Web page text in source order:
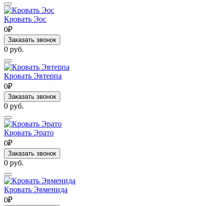
Кровать Эос
0₽
Заказать звонок
0 руб.
Кровать Эвтерпа
0₽
Заказать звонок
0 руб.
Кровать Эрато
0₽
Заказать звонок
0 руб.
Кровать Эвменида
0₽